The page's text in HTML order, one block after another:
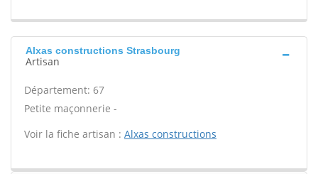
Alxas constructions Strasbourg
Artisan
Département: 67
Petite maçonnerie -
Voir la fiche artisan : Alxas constructions